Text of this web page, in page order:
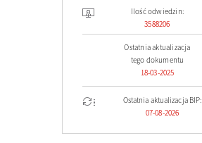
Ilość odwiedzin:
3588206
Ostatnia aktualizacja
tego dokumentu
18-03-2025
Ostatnia aktualizacja BIP:
07-08-2026